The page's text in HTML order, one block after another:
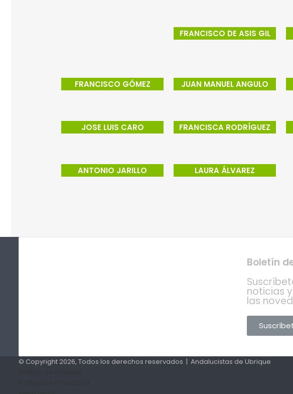
FRANCISCO DE ASIS GIL
FRANCISCO GÓMEZ JUAN MANUEL ANGULO
JOSE LUIS CARO FRANCISCA RODRÍGUEZ
ANTONIO JARILLO LAURA ÁLVAREZ
Boletín
noticias
las
© Copyright 2026, Todos los derechos reservados | Andalucistas de Ubrique